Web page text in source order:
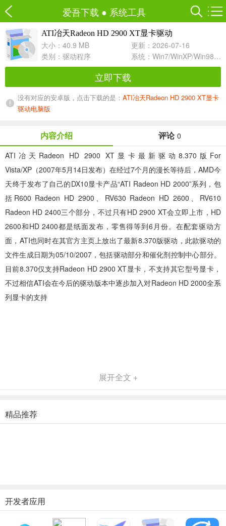
爱吾下载 ● 系统工具
ATI冶天Radeon HD 2900 XT显卡驱动
8.370 For WinXP/XP-64
大小：40.9 MB
更新：2026-07-16
类别： 驱动程序 系统：Win7/WinXP/Win98/Win8/Win10兼容软件
立即下载
没有对应的安卓版，点击下载的是： ATI冶天Radeon HD 2900 XT显卡
驱动电脑版
内容介绍 评论 0
ATI冶天Radeon HD 2900 XT显卡最新驱动8.370版For
Vista/XP（2007年5月14日发布）在经过7个月的漫长等待后，AMD今
天终于发布了自己的DX10显卡产品“ATI Radeon HD 2000”系列，包
括R600 Radeon HD 2900、RV630 Radeon HD 2600、RV610
Radeon HD 2400三个部分，不过只有HD 2900 XT会立即上市，HD
2600和HD 2400都是纸面发布，零售得等到6月份。在配套驱动方
面，ATI也同时在其官方主页上放出了最新8.370版驱动，此款驱动的
文件生成日期为05/10/2007，包括驱动部分和催化剂控制中心部分。
目前8.370仅支持Radeon HD 2900 XT显卡，不支持其它型号显卡，
不过相信ATI会在今后的驱动版本中逐步加入对Radeon HD 2000全系
列显卡的支持
展开全文 +
精品推荐
开发者应用